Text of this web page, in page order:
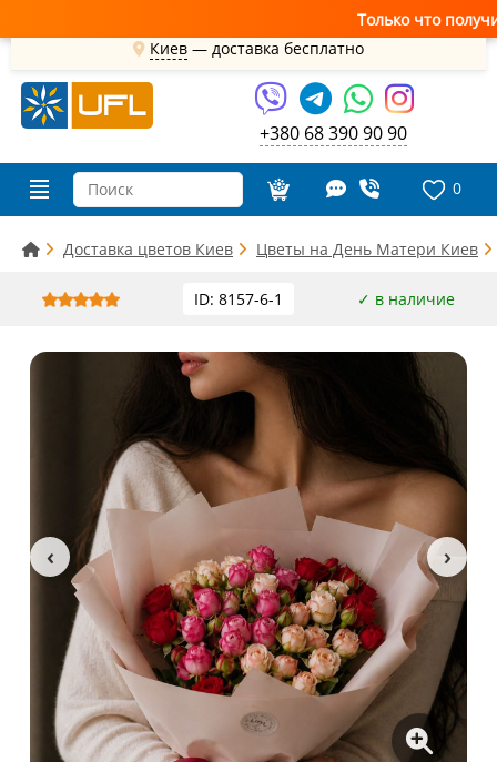
Только что получили
Киев — доставка бесплатно
+380 68 390 90 90
0
Доставка цветов Киев Цветы на День Матери Киев
ID: 8157-6-1 ✓ в наличие